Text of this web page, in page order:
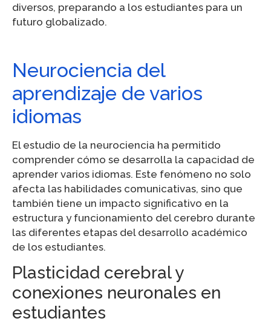
diversos, preparando a los estudiantes para un
futuro globalizado.
Neurociencia del
aprendizaje de varios
idiomas
El estudio de la neurociencia ha permitido
comprender cómo se desarrolla la capacidad de
aprender varios idiomas. Este fenómeno no solo
afecta las habilidades comunicativas, sino que
también tiene un impacto significativo en la
estructura y funcionamiento del cerebro durante
las diferentes etapas del desarrollo académico
de los estudiantes.
Plasticidad cerebral y
conexiones neuronales en
estudiantes